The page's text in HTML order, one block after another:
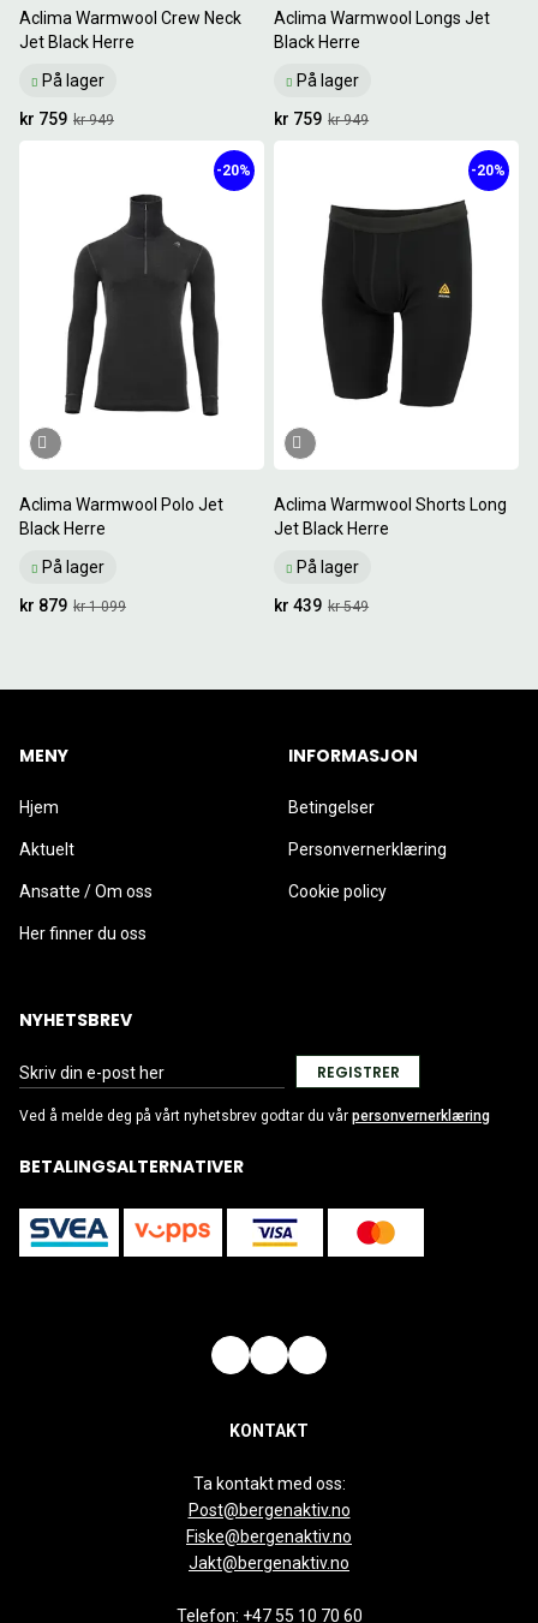
Aclima Warmwool Crew Neck
Jet Black Herre
På lager
kr 949
kr 759
Aclima Warmwool Longs Jet
Black Herre
På lager
kr 949
kr 759
Aclima Warmwool Polo Jet
Black Herre
På lager
-20%
kr 1 099
kr 879
Aclima Warmwool Shorts Long
Jet Black Herre
På lager
-20%
kr 549
kr 439
MENY
Hjem
Aktuelt
Ansatte / Om oss
Her finner du oss
INFORMASJON
Betingelser
Personvernerklæring
Cookie policy
NYHETSBREV
REGISTRER
Ved å melde deg på vårt nyhetsbrev godtar du vår personvernerklæring
BETALINGSALTERNATIVER
KONTAKT
Ta kontakt med oss:
Post@bergenaktiv.no
Fiske@bergenaktiv.no
Jakt@bergenaktiv.no
Telefon: +47 55 10 70 60